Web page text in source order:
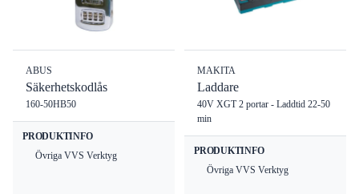
ABUS
Säkerhetskodlås
160-50HB50
PRODUKTINFO
Övriga VVS Verktyg
MAKITA
Laddare
40V XGT 2 portar - Laddtid 22-50
min
PRODUKTINFO
Övriga VVS Verktyg